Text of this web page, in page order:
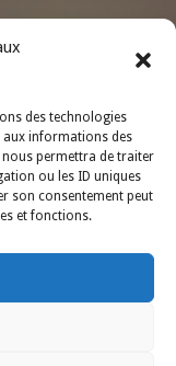
des technologies
aux informations des
nous permettra de traiter
ou les ID uniques
son consentement peut
et fonctions.